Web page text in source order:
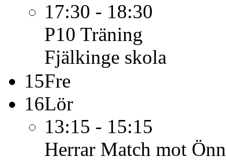
17:30 - 18:30
P10 Träning
Fjälkinge skola
15Fre
16Lör
13:15 - 15:15
Herrar Match mot